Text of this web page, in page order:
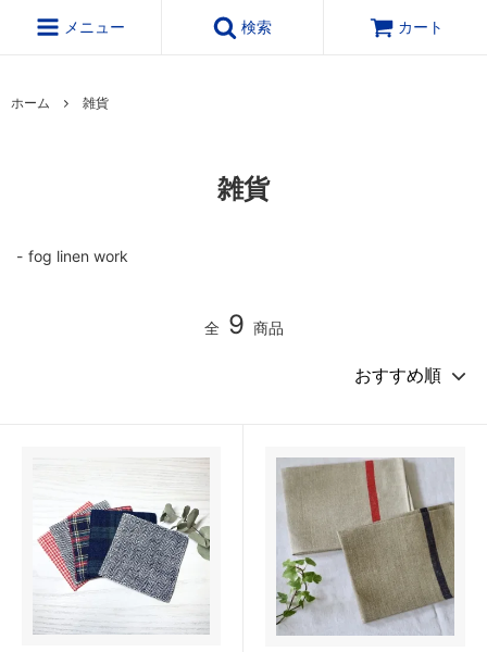
メニュー 検索 カート
ホーム 雑貨
雑貨
fog linen work
全 9 商品